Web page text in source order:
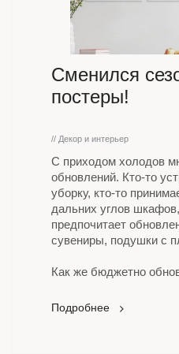
Сменился
постеры!
// Декор и интерьер
С приходом холодов
обновлений. Кто-то
уборку, кто-то
дальних углов
предпочитает
сувениры, подушки с
Как же бюджетно
Подробнее